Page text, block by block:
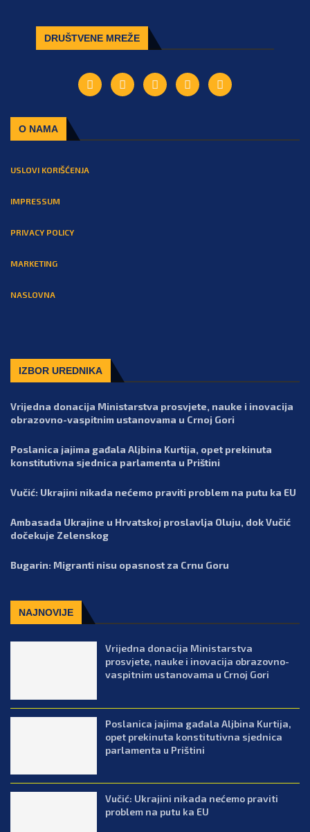
DRUŠTVENE MREŽE
O NAMA
USLOVI KORIŠĆENJA
IMPRESSUM
PRIVACY POLICY
MARKETING
NASLOVNA
IZBOR UREDNIKA
Vrijedna donacija Ministarstva prosvjete, nauke i inovacija
obrazovno-vaspitnim ustanovama u Crnoj Gori
Poslanica jajima gađala Aljbina Kurtija, opet prekinuta
konstitutivna sjednica parlamenta u Prištini
Vučić: Ukrajini nikada nećemo praviti problem na putu ka EU
Ambasada Ukrajine u Hrvatskoj proslavlja Oluju, dok Vučić
dočekuje Zelenskog
Bugarin: Migranti nisu opasnost za Crnu Goru
NAJNOVIJE
Vrijedna donacija Ministarstva
prosvjete, nauke i inovacija obrazovno-
vaspitnim ustanovama u Crnoj Gori
Poslanica jajima gađala Aljbina Kurtija,
opet prekinuta konstitutivna sjednica
parlamenta u Prištini
Vučić: Ukrajini nikada nećemo praviti
problem na putu ka EU